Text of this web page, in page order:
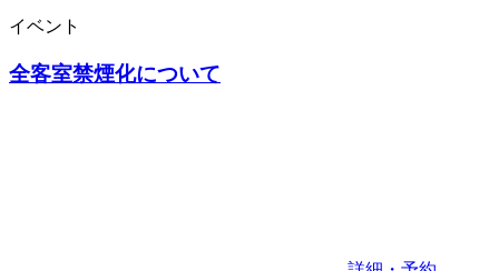
イベント
全客室禁煙化について